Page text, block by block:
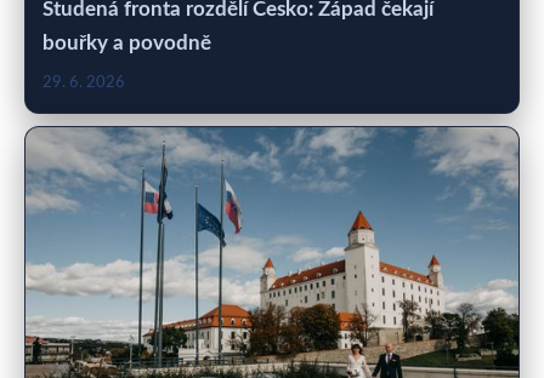
Studená fronta rozdělí Česko: Západ čekají
bouřky a povodně
29. 6. 2026